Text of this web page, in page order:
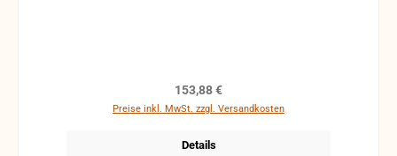
Regulärer Preis:
153,88 €
Preise inkl. MwSt. zzgl. Versandkosten
Details